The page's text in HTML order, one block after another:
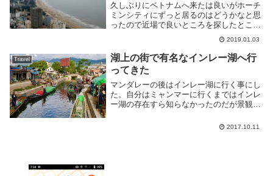
久しぶりにベトナムへ来たは良いがホーチ
ミンシティにずっと居るのはどうかなと思
ったので近場で良いところを探したとこ
ろ、Vũng Tàu(ブンタウ)のビーチが良さそ
うだったので行く事にした。初めて知った
街だがベトナム南部では有名なビーチらし
い。...
2019.01.03
Travel
湖上の街で有名なインレー湖へ行
ってきた
マンダレーの後はインレー湖に行く事にし
た。自分はミャンマーに行くまではインレ
ー湖の存在すら知らなかったのだが景観が
戻る際にちょっと寄り道するだけで良さそ
2017.10.11